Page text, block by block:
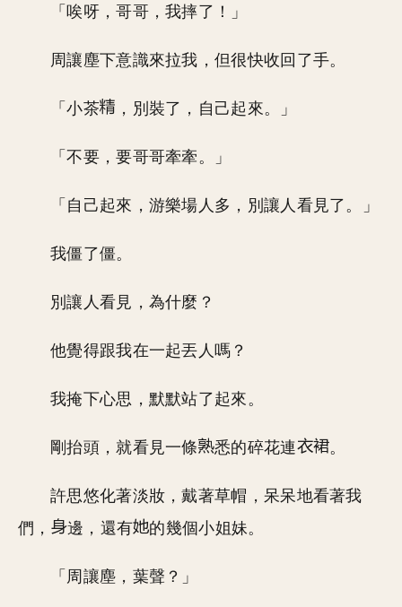
「唉呀，哥哥，我摔了！」
周讓塵下意識來拉我，但很快收回了手。
「小茶 ，別裝了，自己起來。」
「不要，要哥哥牽牽。」
「自己起來，游樂場人多，別讓人看見了。」
我僵了僵。
別讓人看見，為什麼？
他覺得跟我在一起丟人嗎？
我掩下心思，默默站了起來。
剛抬頭，就看見一條 悉的碎花連 。
許思悠化著淡妝，戴著草帽，呆呆地看著我
們，
邊，還有 的幾個小姐妹。
「周讓塵，葉聲？」